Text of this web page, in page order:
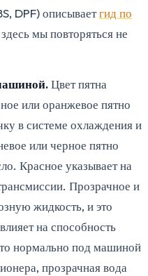
DPF) описываетгид по
мы повторяться не
Цвет пятна
или оранжевое пятно
в системе охлаждения и
или черное пятно
Красное указывает на
Прозрачное и
жидкость, и это
на способность
нормально под машиной
прозрачная вода